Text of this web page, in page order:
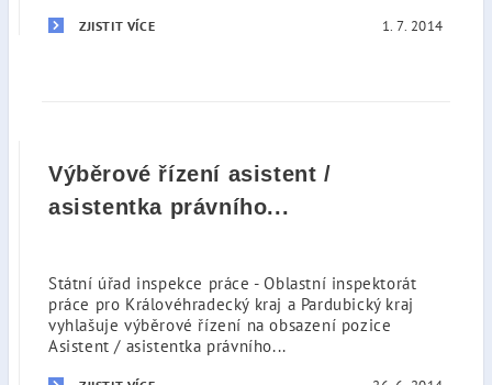
ZJISTIT VÍCE 1. 7. 2014
Výběrové řízení asistent /
asistentka právního...
Státní úřad inspekce práce - Oblastní inspektorát
práce pro Královéhradecký kraj a Pardubický kraj
vyhlašuje výběrové řízení na obsazení pozice
Asistent / asistentka právního...